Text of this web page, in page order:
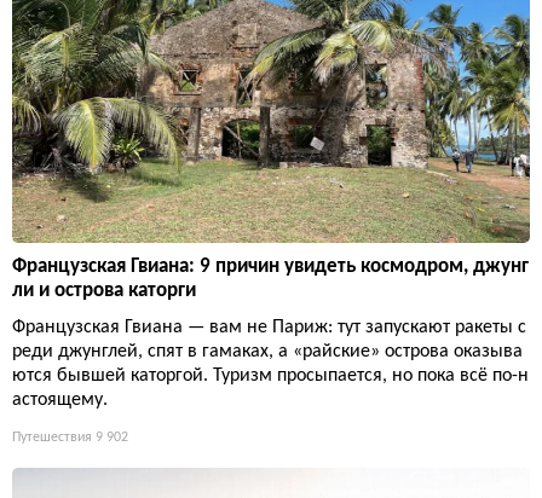
Французская Гвиана: 9 причин увидеть космодром, джунг
ли и острова каторги
Французская Гвиана — вам не Париж: тут запускают ракеты с
реди джунглей, спят в гамаках, а «райские» острова оказыва
ются бывшей каторгой. Туризм просыпается, но пока всё по-н
астоящему.
Путешествия 9 902